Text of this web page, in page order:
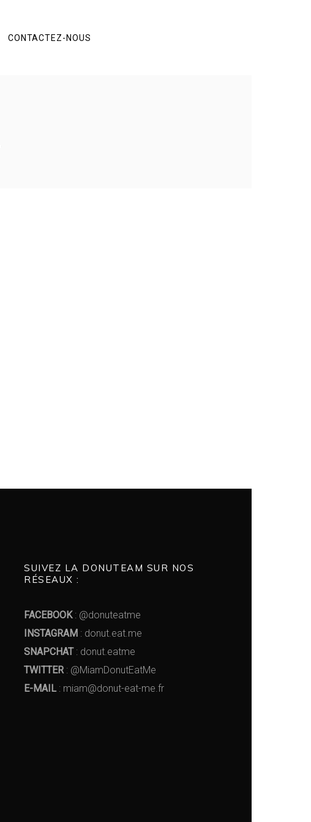
CONTACTEZ-NOUS
SUIVEZ LA DONUTEAM SUR NOS
RÉSEAUX :
FACEBOOK: @donuteatme
INSTAGRAM : donut.eat.me
SNAPCHAT: donut.eatme
TWITTER: @MiamDonutEatMe
E-MAIL: miam@donut-eat-me.fr